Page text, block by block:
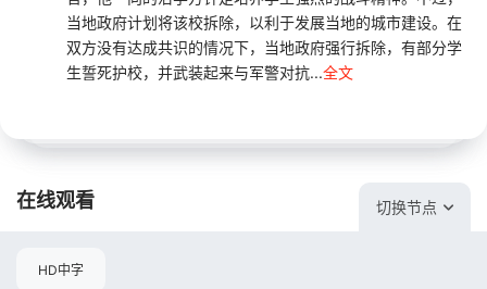
当地政府计划将该校拆除，以利于发展当地的城市建设。在
双方没有达成共识的情况下，当地政府强行拆除，有部分学
生誓死护校，并武装起来与军警对抗...全文
在线观看 切换节点
HD中字